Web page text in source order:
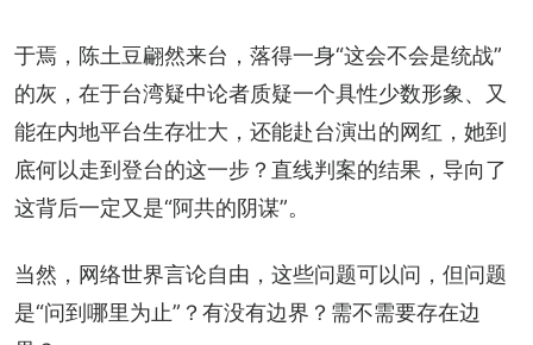
于焉，陈土豆翩然来台，落得一身“这会不会是统战”
的灰，在于台湾疑中论者质疑一个具性少数形象、又
能在内地平台生存壮大，还能赴台演出的网红，她到
底何以走到登台的这一步？直线判案的结果，导向了
这背后一定又是“阿共的阴谋”。
当然，网络世界言论自由，这些问题可以问，但问题
是“问到哪里为止”？有没有边界？需不需要存在边